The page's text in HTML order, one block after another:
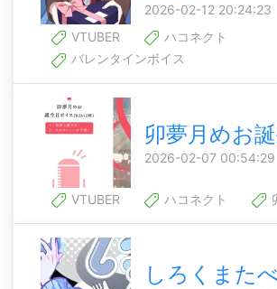
2026-02-12 20:24:23
VTUBER
ハコネクト
バレンタインボイス
卯夢月めお
2026-02-07 00:54:29
VTUBER ハコネクト
しろくまた